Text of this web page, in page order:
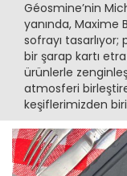
Géosmine’nin
yanında, Maxime
sofrayı
bir şarap kartı
ürünlerle
atmosferi
keşiflerimizden